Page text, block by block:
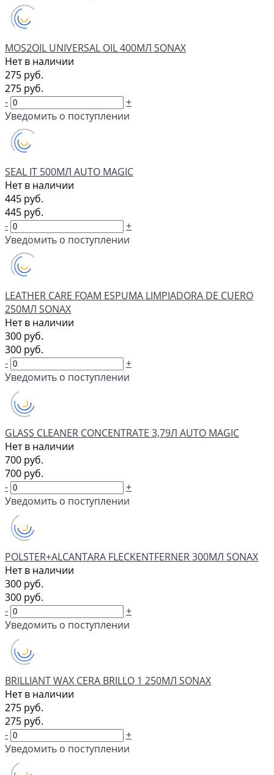
MOS2OIL UNIVERSAL OIL 400МЛ SONAX
Нет в наличии
275 руб.
275 руб.
-
+
Уведомить о поступлении
SEAL IT 500МЛ AUTO MAGIC
Нет в наличии
445 руб.
445 руб.
-
+
Уведомить о поступлении
LEATHER CARE FOAM ESPUMA LIMPIADORA DE CUERO
250МЛ SONAX
Нет в наличии
300 руб.
300 руб.
-
+
Уведомить о поступлении
GLASS CLEANER CONCENTRATE 3,79Л AUTO MAGIC
Нет в наличии
700 руб.
700 руб.
-
+
Уведомить о поступлении
POLSTER+ALCANTARA FLECKENTFERNER 300МЛ SONAX
Нет в наличии
300 руб.
300 руб.
-
+
Уведомить о поступлении
BRILLIANT WAX CERA BRILLO 1 250МЛ SONAX
Нет в наличии
275 руб.
275 руб.
-
+
Уведомить о поступлении